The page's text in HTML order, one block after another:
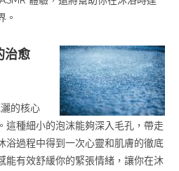
。
治愈
的核心
這種細小的泡沫能夠深入毛孔，帶走
浴過程中得到一次心靈和肌膚的徹底
能有效舒緩你的緊張情緒，讓你在沐